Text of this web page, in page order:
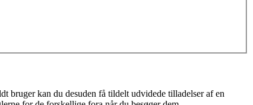
bruger kan du desuden få tildelt udvidede tilladelser af en